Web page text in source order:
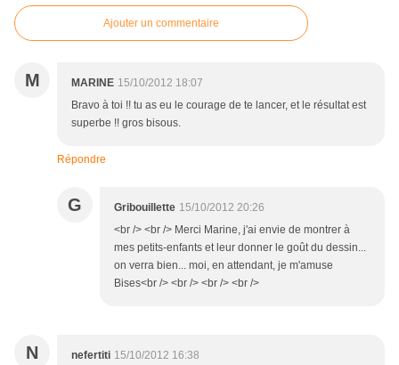
Ajouter un commentaire
M MARINE 15/10/2012 18:07
Bravo à toi !! tu as eu le courage de te lancer, et le résultat est
superbe !! gros bisous.
Répondre
G Gribouillette 15/10/2012 20:26
<br /> <br /> Merci Marine, j'ai envie de montrer à
mes petits-enfants et leur donner le goût du dessin...
on verra bien... moi, en attendant, je m'amuse
Bises<br /> <br /> <br /> <br />
N nefertiti 15/10/2012 16:38